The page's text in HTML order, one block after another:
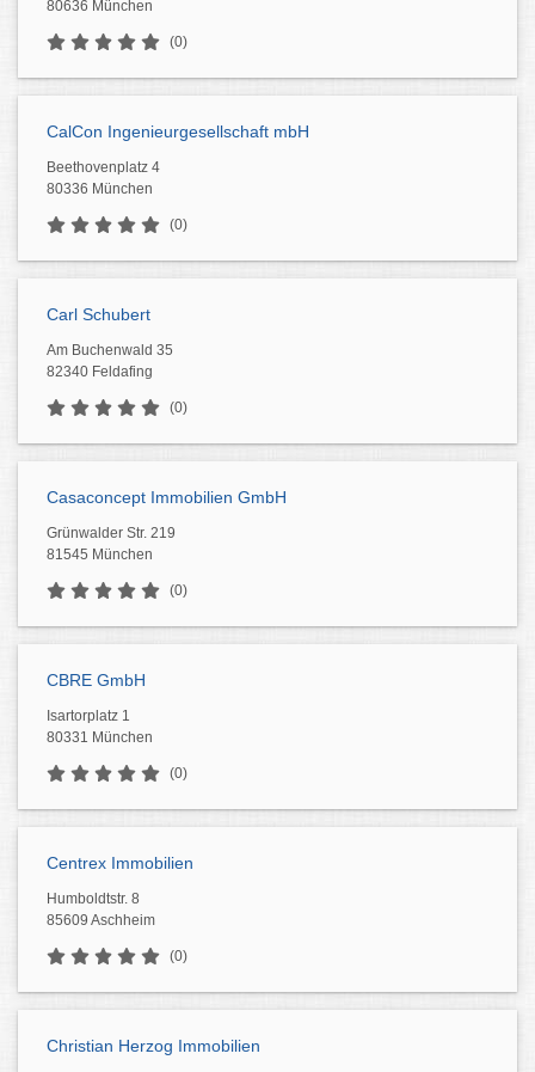
80636 München
(0)
CalCon Ingenieurgesellschaft mbH
Beethovenplatz 4
80336 München
(0)
Carl Schubert
Am Buchenwald 35
82340 Feldafing
(0)
Casaconcept Immobilien GmbH
Grünwalder Str. 219
81545 München
(0)
CBRE GmbH
Isartorplatz 1
80331 München
(0)
Centrex Immobilien
Humboldtstr. 8
85609 Aschheim
(0)
Christian Herzog Immobilien